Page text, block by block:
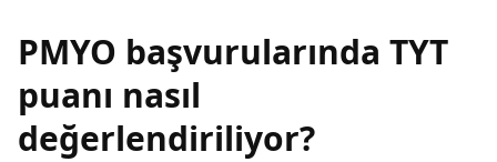
PMYO başvurularında TYT
puanı nasıl
değerlendiriliyor?